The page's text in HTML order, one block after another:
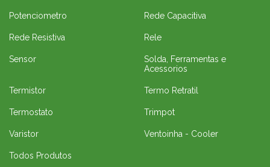
Potenciometro Rede Capacitiva
Rede Resistiva Rele
Sensor
Solda, Ferramentas e
Acessorios
Termistor Termo Retratil
Termostato Trimpot
Varistor Ventoinha - Cooler
Todos Produtos